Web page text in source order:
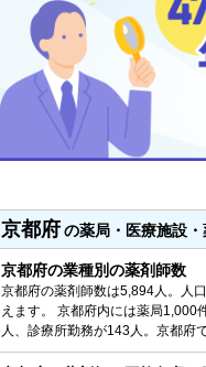
京都府の薬局・医療施設
京都府の業種別の薬剤師数
京都府の薬剤師数は5,894人。人
えます。 京都府内には薬局1,000
人、診療所勤務が143人。京都府